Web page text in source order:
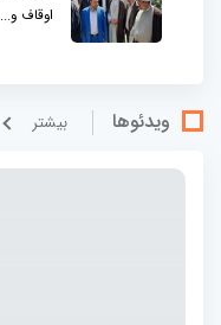
اوقاف و...
ویدئوها بيشتر